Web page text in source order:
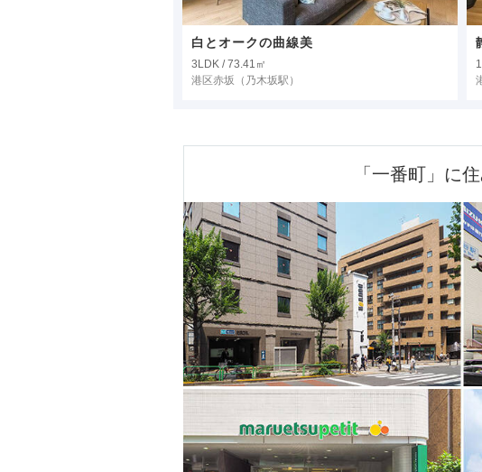
白とオークの曲線美
3LDK / 73.41㎡
港区赤坂 （乃木坂駅）
「一番町」に